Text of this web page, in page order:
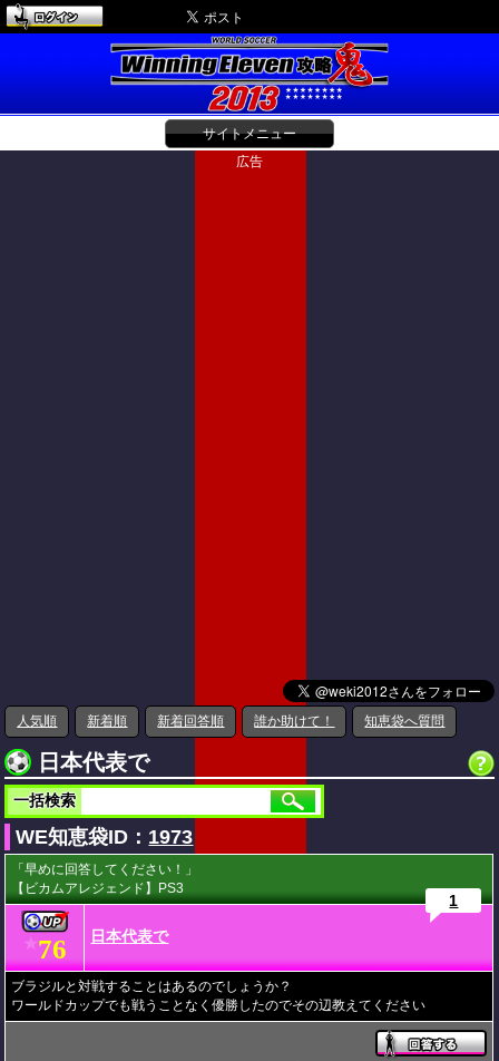
サイトメニュー
広告
人気順 新着順 新着回答順 誰か助けて！ 知恵袋へ質問
日本代表で
一括検索
WE知恵袋ID： 1973
「早めに回答してください！」
【ビカムアレジェンド】PS3
★76 日本代表で
1
ブラジルと対戦することはあるのでしょうか？
ワールドカップでも戦うことなく優勝したのでその辺教えてください